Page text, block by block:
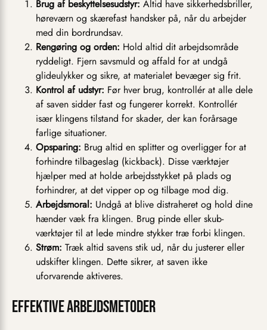
Brug af beskyttelsesudstyr: Altid have sikkerhedsbriller,
høreværn og skærefast handsker på, når du arbejder
med din bordrundsav.
Rengøring og orden: Hold altid dit arbejdsområde
ryddeligt. Fjern savsmuld og affald for at undgå
glideulykker og sikre, at materialet bevæger sig frit.
Kontrol af udstyr: Før hver brug, kontrollér at alle dele
af saven sidder fast og fungerer korrekt. Kontrollér
især klingens tilstand for skader, der kan forårsage
farlige situationer.
Opsparing: Brug altid en splitter og overligger for at
forhindre tilbageslag (kickback). Disse værktøjer
hjælper med at holde arbejdsstykket på plads og
forhindrer, at det vipper op og tilbage mod dig.
Arbejdsmoral: Undgå at blive distraheret og hold dine
hænder væk fra klingen. Brug pinde eller skub-
værktøjer til at lede mindre stykker træ forbi klingen.
Strøm: Træk altid savens stik ud, når du justerer eller
udskifter klingen. Dette sikrer, at saven ikke
uforvarende aktiveres.
Effektive arbejdsmetoder